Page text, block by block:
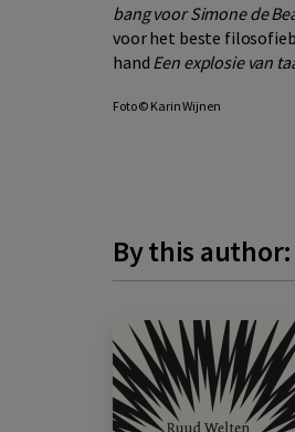
bang voor Simone de
voor het beste
hand Een explosie van
Foto © Karin Wijnen
By this author: